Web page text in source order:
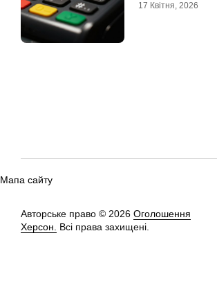
17 Квітня, 2026
Мапа сайту
Авторське право © 2026 Оголошення
Херсон. Всі права захищені.